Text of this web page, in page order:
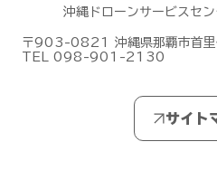
沖縄ドローンサービスセン
〒903-0821 沖縄県那覇市首
TEL 098-901-2130